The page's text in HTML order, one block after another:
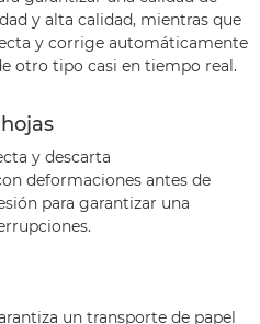
y alta calidad, mientras que
y corrige automáticamente
otro tipo casi en tiempo real.
y descarta
deformaciones antes de
para garantizar una
un transporte de papel